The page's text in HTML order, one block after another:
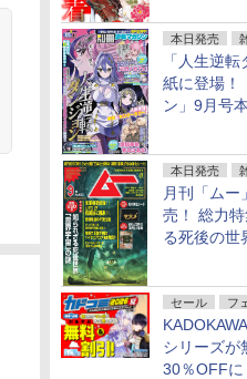
本日発売
「人生逆
紙に登場！
ン」9月号
本日発売
月刊「ムー
売！ 総力
る死後の世
セール フ
シリーズが
30％OFFに